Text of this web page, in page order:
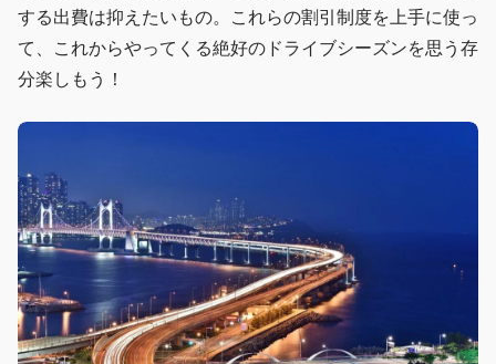
する出費は抑えたいもの。これらの割引制度を上手に使っ
て、これからやってくる絶好のドライブシーズンを思う存
分楽しもう！